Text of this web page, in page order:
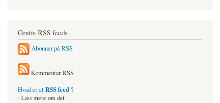
Gratis RSS feeds
Abonner på RSS
Kommentar RSS
Hvad er etRSS feed ?
- Læs mere om det